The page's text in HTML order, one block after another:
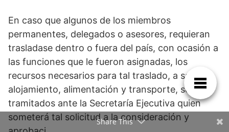
En caso que algunos de los miembros
permanentes, delegados o asesores, requieran
trasladase dentro o fuera del país, con ocasión a
las funciones que le fueron asignadas, los
recursos necesarios para tal traslado, a saber;
alojamiento, alimentación y transporte, serán
tramitados ante la Secretaría Ejecutiva quien
someterá tal solicitud a la consideración y
Share This